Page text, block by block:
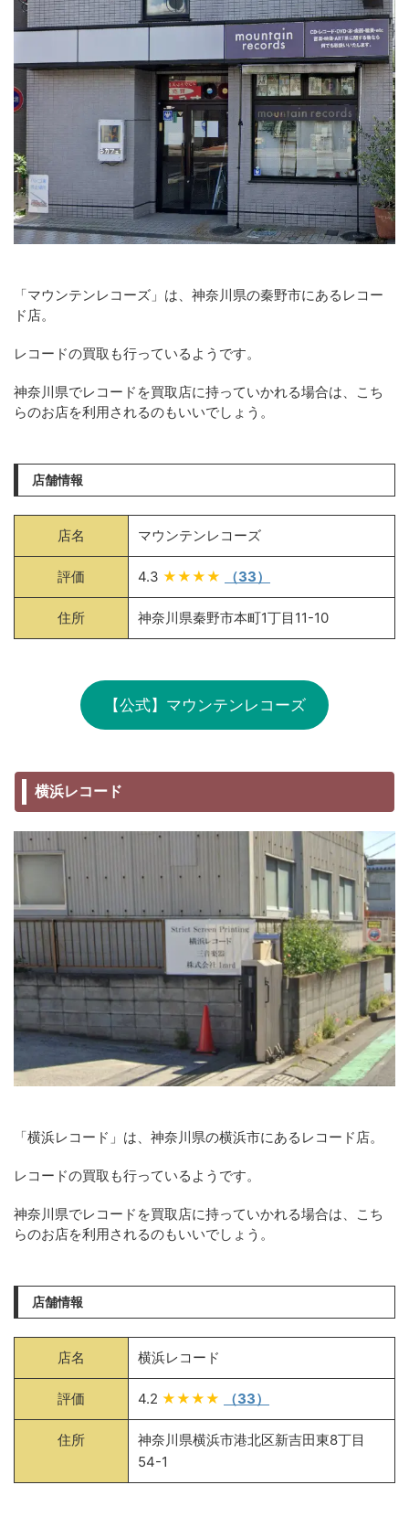
「マウンテンレコーズ」は、神奈川県の秦野市にあるレコー
ド店。
レコードの買取も行っているようです。
神奈川県でレコードを買取店に持っていかれる場合は、こち
らのお店を利用されるのもいいでしょう。
店舗情報
店名 マウンテンレコーズ
評価 4.3 ★★★★ （33）
住所 神奈川県秦野市本町1丁目11-10
【公式】マウンテンレコーズ
横浜レコード
「横浜レコード」は、神奈川県の横浜市にあるレコード店。
レコードの買取も行っているようです。
神奈川県でレコードを買取店に持っていかれる場合は、こち
らのお店を利用されるのもいいでしょう。
店舗情報
店名 横浜レコード
評価 4.2 ★★★★ （33）
住所
神奈川県横浜市港北区新吉田東8丁目
54-1